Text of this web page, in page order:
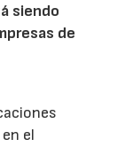
siendo
de
el